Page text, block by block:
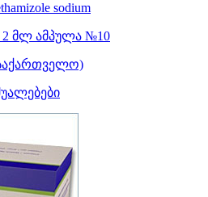
sodium
2 მლ ამპულა №10